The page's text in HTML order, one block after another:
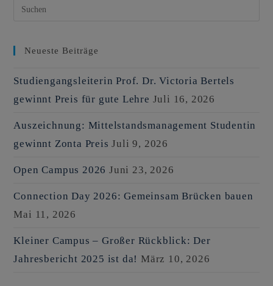
Neueste Beiträge
Studiengangsleiterin Prof. Dr. Victoria Bertels
gewinnt Preis für gute Lehre Juli 16, 2026
Auszeichnung: Mittelstandsmanagement Studentin
gewinnt Zonta Preis Juli 9, 2026
Open Campus 2026 Juni 23, 2026
Connection Day 2026: Gemeinsam Brücken bauen
Mai 11, 2026
Kleiner Campus – Großer Rückblick: Der
Jahresbericht 2025 ist da! März 10, 2026